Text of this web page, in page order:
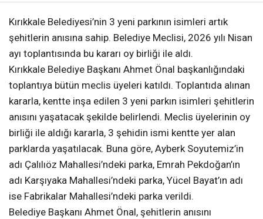
Kırıkkale Belediyesi’nin 3 yeni parkının isimleri artık
şehitlerin anısına sahip. Belediye Meclisi, 2026 yılı Nisan
ayı toplantısında bu kararı oy birliği ile aldı.
Kırıkkale Belediye Başkanı Ahmet Önal başkanlığındaki
toplantıya bütün meclis üyeleri katıldı. Toplantıda alınan
kararla, kentte inşa edilen 3 yeni parkın isimleri şehitlerin
anısını yaşatacak şekilde belirlendi. Meclis üyelerinin oy
birliği ile aldığı kararla, 3 şehidin ismi kentte yer alan
parklarda yaşatılacak. Buna göre, Ayberk Soyutemiz’in
adı Çalılıöz Mahallesi’ndeki parka, Emrah Pekdoğan’ın
adı Karşıyaka Mahallesi’ndeki parka, Yücel Bayat’ın adı
ise Fabrikalar Mahallesi’ndeki parka verildi.
Belediye Başkanı Ahmet Önal, şehitlerin anısını